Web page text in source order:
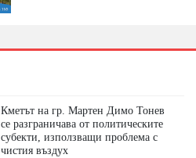
Кметът на гр. Мартен Димо Тонев
се разграничава от политическите
субекти, използващи проблема с
чистия въздух